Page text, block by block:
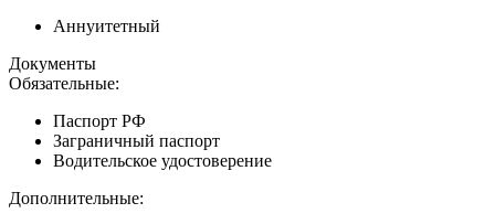
Аннуитетный
Документы
Обязательные:
Паспорт РФ
Заграничный паспорт
Водительское удостоверение
Дополнительные: